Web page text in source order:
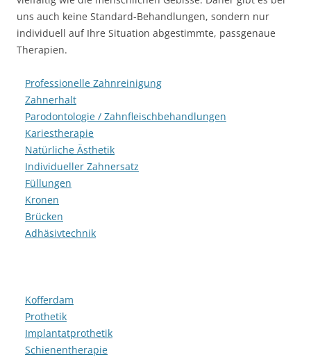
uns auch keine Standard-Behandlungen, sondern nur
individuell auf Ihre Situation abgestimmte, passgenaue
Therapien.
Professionelle Zahnreinigung
Zahnerhalt
Parodontologie / Zahnfleischbehandlungen
Kariestherapie
Natürliche Ästhetik
Individueller Zahnersatz
Füllungen
Kronen
Brücken
Adhäsivtechnik
Kofferdam
Prothetik
Implantatprothetik
Schienentherapie